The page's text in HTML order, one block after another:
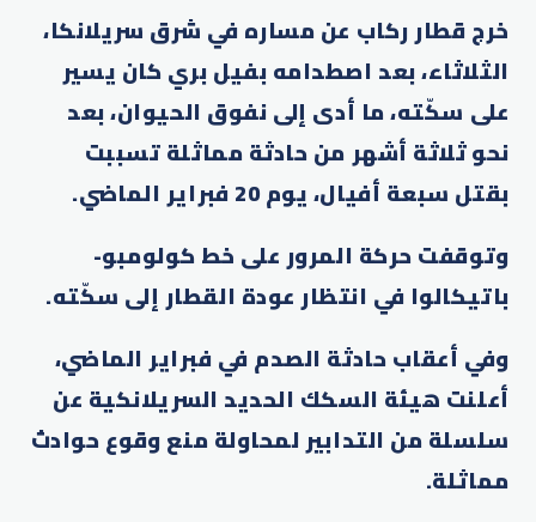
خرج قطار ركاب عن مساره في شرق سريلانكا،
الثلاثاء، بعد اصطدامه بفيل بري كان يسير
على سكّته، ما أدى إلى نفوق الحيوان، بعد
نحو ثلاثة أشهر من حادثة مماثلة تسببت
بقتل سبعة أفيال، يوم 20 فبراير الماضي.
وتوقفت حركة المرور على خط كولومبو-
باتيكالوا في انتظار عودة القطار إلى سكّته.
وفي أعقاب حادثة الصدم في فبراير الماضي،
أعلنت هيئة السكك الحديد السريلانكية عن
سلسلة من التدابير لمحاولة منع وقوع حوادث
مماثلة.